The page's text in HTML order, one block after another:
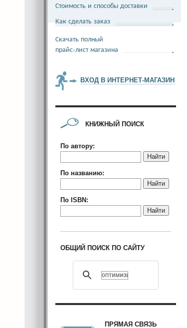
Стоимость и способы доставки
Как сделать заказ
Скачать полный
прайс-лист магазина
ВХОД В ИНТЕРНЕТ-МАГАЗИН
КНИЖНЫЙ ПОИСК
По автору:
Найти
По названию:
Найти
По ISBN:
Найти
ОБЩИЙ ПОИСК ПО САЙТУ
ПРЯМАЯ СВЯЗЬ